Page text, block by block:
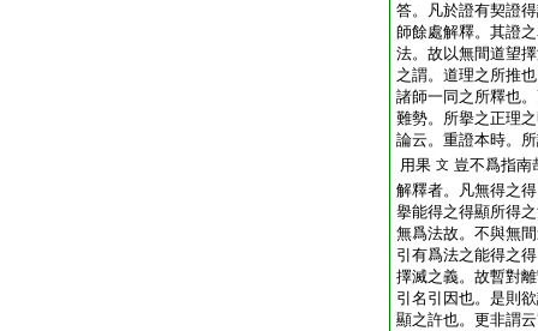
答。凡於證有契證
師餘處解釋。其證
法。故以無間道望
之謂。道理之所推
諸師一同之所釋也
難勢。所擧之正理
論云。重證本時。
用果 文 豈不爲指南
解釋者。凡無得之
擧能得之得顯所得
無爲法故。不與無
引有爲法之能得之
擇滅之義。故暫對
引名引因也。是則
顯之許也。更非謂